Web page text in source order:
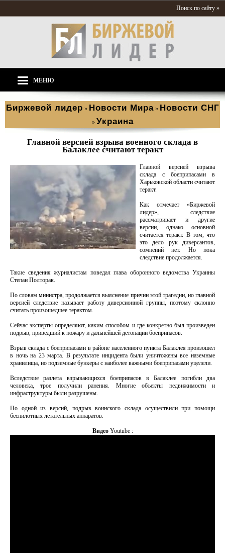
Поиск по сайту »
МЕНЮ
Биржевой лидер » Новости Мира » Новости СНГ
» Украина
Главной версией взрыва военного склада в
Балаклее считают теракт
Главной версией взрыва
склада с боеприпасами в
Харьковской области считают
теракт.
Как отмечает «Биржевой
лидер», следствие
рассматривает и другие
версии, однако основной
считается теракт. В том, что
это дело рук диверсантов,
сомнений нет. Но пока
следствие продолжается.
Такие сведения журналистам поведал глава оборонного ведомства Украины
Степан Полторак.
По словам министра, продолжается выяснение причин этой трагедии, но главной
версией следствие называет работу диверсионной группы, поэтому склонно
считать произошедшее терактом.
Сейчас эксперты определяют, каким способом и где конкретно был произведен
подрыв, приведший к пожару и дальнейшей детонации боеприпасов.
Взрыв склада с боеприпасами в районе населенного пункта Балаклея произошел
в ночь на 23 марта. В результате инцидента были уничтожены все наземные
хранилища, но подземные бункеры с наиболее важными боеприпасами уцелели.
Вследствие разлета взрывающихся боеприпасов в Балаклее погибли два
человека, трое получили ранения. Многие объекты недвижимости и
инфраструктуры были разрушены.
По одной из версий, подрыв воинского склада осуществили при помощи
беспилотных летательных аппаратов.
ВидеоYoutube :